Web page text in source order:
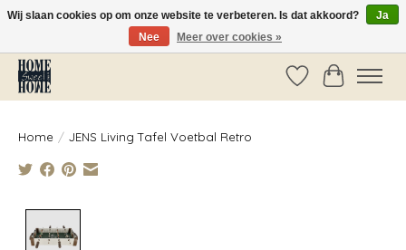
Vóór 14:00 besteld, dezelfde dag verzonden!
Verlanglijst
Home / JENS Living Tafel Voetbal Retro
Wij slaan cookies op om onze website te verbeteren. Is dat akkoord?
Ja
Nee
Meer over cookies »